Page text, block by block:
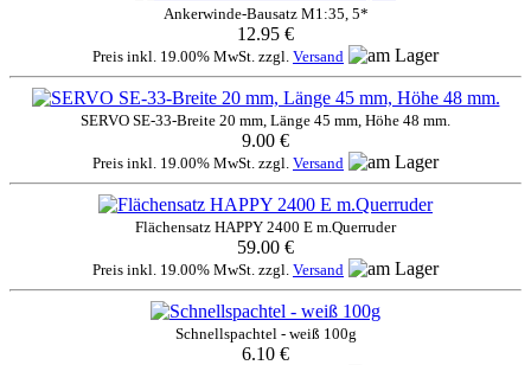
Ankerwinde-Bausatz M1:35, 5*
12.95 €
Preis inkl. 19.00% MwSt. zzgl. Versand
SERVO SE-33-Breite 20 mm, Länge 45 mm, Höhe 48 mm.
9.00 €
Preis inkl. 19.00% MwSt. zzgl. Versand
Flächensatz HAPPY 2400 E m.Querruder
59.00 €
Preis inkl. 19.00% MwSt. zzgl. Versand
Schnellspachtel - weiß 100g
6.10 €